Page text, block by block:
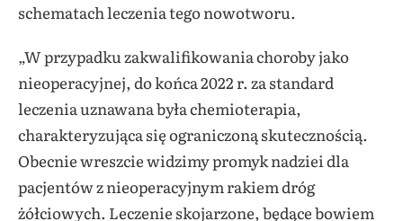
schematach leczenia tego nowotworu.
„W przypadku zakwalifikowania choroby jako
nieoperacyjnej, do końca 2022 r. za standard
leczenia uznawana była chemioterapia,
charakteryzująca się ograniczoną skutecznością.
Obecnie wreszcie widzimy promyk nadziei dla
pacjentów z nieoperacyjnym rakiem dróg
żółciowych. Leczenie skojarzone, będące bowiem